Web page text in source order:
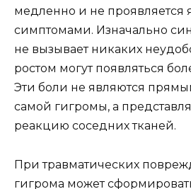
медленно и не проявляется
симптомами. Изначально
не вызывает никаких
ростом могут появляться
Эти боли не являются
самой гигромы, а
реакцию соседних тканей.
При травматических
гигрома может